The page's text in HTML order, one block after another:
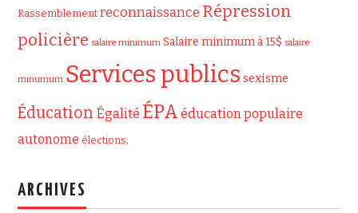
Rassemblement reconnaissance Répression
policière salaire minimum Salaire minimum à 15$ salaire
minumum Services publics sexisme
Éducation Égalité ÉPA éducation populaire
autonome élections;
ARCHIVES